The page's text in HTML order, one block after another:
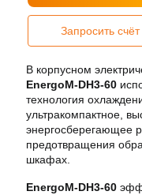
Запросить счёт
В корпусном
EnergoM-DH3-60
технология
ультракомпактное,
энергосберегающее
предотвращения
шкафах.
EnergoM-DH3-60